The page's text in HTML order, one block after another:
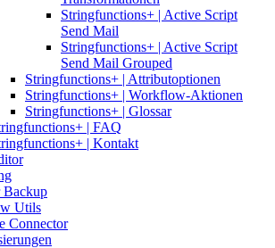
Stringfunctions+ | Active Script
Send Mail
Stringfunctions+ | Active Script
Send Mail Grouped
Stringfunctions+ | Attributoptionen
Stringfunctions+ | Workflow-Aktionen
Stringfunctions+ | Glossar
| FAQ
| Kontakt
Backup
Utils
Connector